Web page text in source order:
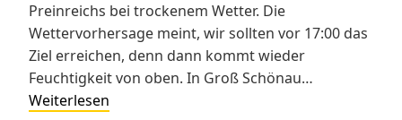
Preinreichs bei trockenem Wetter. Die
Wettervorhersage meint, wir sollten vor 17:00 das
Ziel erreichen, denn dann kommt wieder
Feuchtigkeit von oben. In Groß Schönau…
Weiterlesen